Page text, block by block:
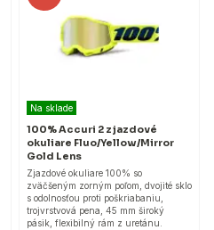
Na sklade
100% Accuri 2 zjazdové
okuliare Fluo/Yellow/Mirror
Gold Lens
Zjazdové okuliare 100% so
zväčšeným zorným poľom, dvojité sklo
s odolnosťou proti poškriabaniu,
trojvrstvová pena, 45 mm široký
pásik, flexibilný rám z uretánu.